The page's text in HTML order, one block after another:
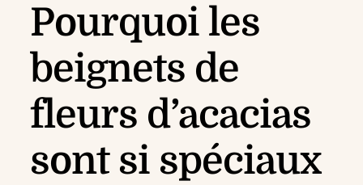
Pourquoi les
beignets de
fleurs d’acacias
sont si spéciaux